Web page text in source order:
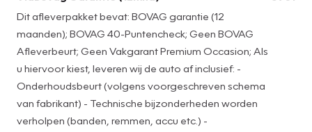
deze bedraagt: €15.550,-. Als u hiervoor kiest, leveren wij
de auto af inclusief:
• Onderhoudsbeurt (volgens voorgeschreven schema van
fabrikant)
• Technische bijzonderheden worden verholpen (banden,
accu etc.)
• Professionele poetsbeurt (interieur & exterieur)
• Mobiliteitspas voor pech onderweg (thuis, onderweg en
Dit afleverpakket bevat: BOVAG garantie (12
maanden); BOVAG 40-Puntencheck; Geen BOVAG
Afleverbeurt; Geen Vakgarant Premium Occasion; Als
u hiervoor kiest, leveren wij de auto af inclusief: -
Onderhoudsbeurt (volgens voorgeschreven schema
van fabrikant) - Technische bijzonderheden worden
verholpen (banden, remmen, accu etc.) -